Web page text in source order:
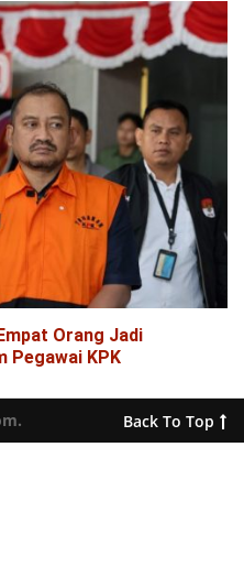
Orang Jadi
Pegawai KPK
Back To Top